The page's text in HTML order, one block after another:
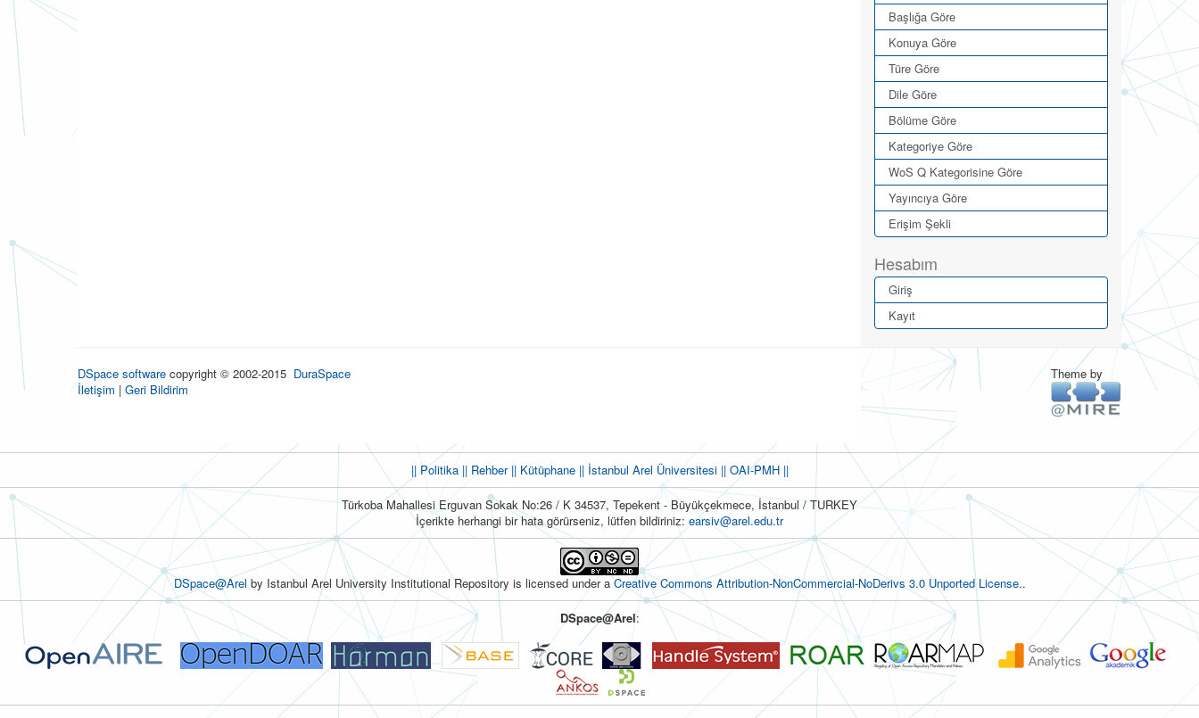
Başlığa Göre
Konuya Göre
Türe Göre
Dile Göre
Bölüme Göre
Kategoriye Göre
WoS Q Kategorisine Göre
Yayıncıya Göre
Erişim Şekli
Hesabım
Giriş
Kayıt
DSpace software copyright © 2002-2015 DuraSpace
İletişim | Geri Bildirim
Theme by
|| Politika|| Rehber|| Kütüphane|| İstanbul Arel Üniversitesi ||OAI-PMH ||
Türkoba Mahallesi Erguvan Sokak No:26 / K 34537, Tepekent - Büyükçekmece, İstanbul / TURKEY
İçerikte herhangi bir hata görürseniz, lütfen bildiriniz: earsiv@arel.edu.tr
DSpace@Arel by Istanbul Arel University Institutional Repository is licensed under aCreative Commons Attribution-NonCommercial-NoDerivs 3.0 Unported License..
DSpace@Arel: